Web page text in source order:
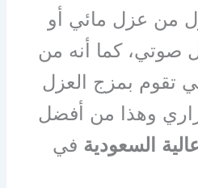
من عزل مائي أو
صوتي، كما أنه من
تقوم بمزج العزل
وهذا من أفضل
السعودية في